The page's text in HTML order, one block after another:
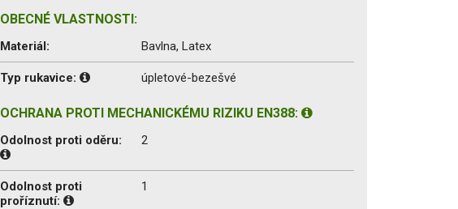
OBECNÉ VLASTNOSTI:
Materiál: Bavlna, Latex
Typ rukavice: úpletové-bezešvé
OCHRANA PROTI MECHANICKÉMU RIZIKU EN388:
Odolnost proti oděru: 2
Odolnost proti
proříznutí:
1